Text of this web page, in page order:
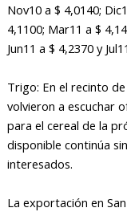
Nov10 a $ 4,0140;
4,1100; Mar11 a $
Jun11 a $ 4,2370 y
Trigo: En el recinto
volvieron a escuchar
para el cereal de la
disponible continúa
interesados.
La exportación en